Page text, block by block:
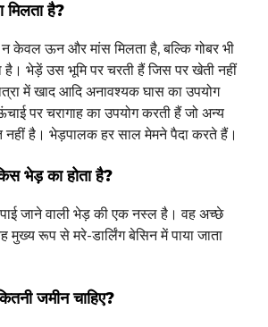
मिलता है?
केवल ऊन और मांस मिलता है, बल्कि गोबर भी
है। भेड़ें उस भूमि पर चरती हैं जिस पर खेती नहीं
में खाद आदि अनावश्यक घास का उपयोग
पर चरागाह का उपयोग करती हैं जो अन्य
है। भेड़पालक हर साल मेमने पैदा करते हैं।
भेड़ का होता है?
पाई जाने वाली भेड़ की एक नस्ल है। वह अच्छे
रूप से मरे-डार्लिंग बेसिन में पाया जाता
जमीन चाहिए?